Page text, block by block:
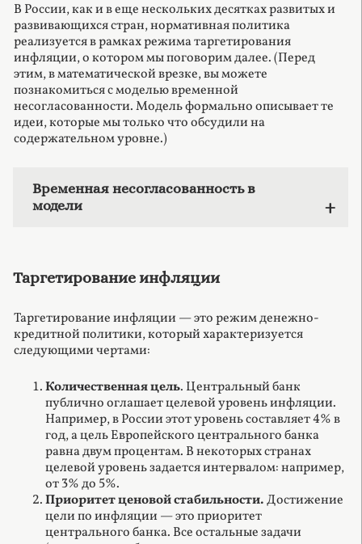
В России, как и в еще нескольких десятках развитых и
развивающихся стран, нормативная политика
реализуется в рамках режима таргетирования
инфляции, о котором мы поговорим далее. (Перед
этим, в математической врезке, вы можете
познакомиться с моделью временной
несогласованности. Модель формально описывает те
идеи, которые мы только что обсудили на
содержательном уровне.)
Временная несогласованность в
модели
Таргетирование инфляции
Таргетирование инфляции — это режим денежно-
кредитной политики, который характеризуется
следующими чертами:
Количественная цель. Центральный банк
публично оглашает целевой уровень инфляции.
Например, в России этот уровень составляет 4% в
год, а цель Европейского центрального банка
равна двум процентам. В некоторых странах
целевой уровень задается интервалом: например,
от 3% до 5%.
Приоритет ценовой стабильности.Достижение
цели по инфляции — это приоритет
центрального банка. Все остальные задачи